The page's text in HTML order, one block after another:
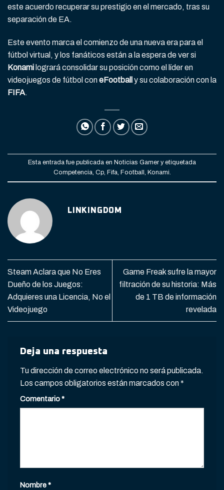
este acuerdo recuperar su prestigio en el mercado, tras su
separación de EA.
Este evento marca el comienzo de una nueva era para el
fútbol virtual, y los fanáticos están a la espera de ver si
Konami logrará consolidar su posición como el líder en
videojuegos de fútbol coneFootball y su colaboración con la
FIFA.
Esta entrada fue publicada en Noticias Gamer y etiquetada
Competencia, Cp, Fifa, Football , Konami.
LINKINGDOM
Steam Aclara que No Eres
Dueño de los Juegos:
Adquieres una Licencia, No el
Videojuego
Game Freak sufre la mayor
filtración de su historia: Más
de 1 TB de información
revelada
Deja una respuesta
Tu dirección de correo electrónico no será publicada.
Los campos obligatorios están marcados con*
Comentario*
Nombre*